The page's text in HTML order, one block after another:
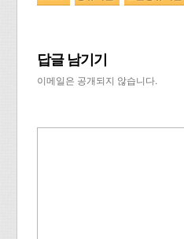
답글 남기기
이메일은 공개되지 않습니다.